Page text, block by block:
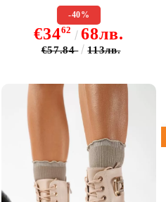
-40%
€3462 68лв.
€57.84 113лв.